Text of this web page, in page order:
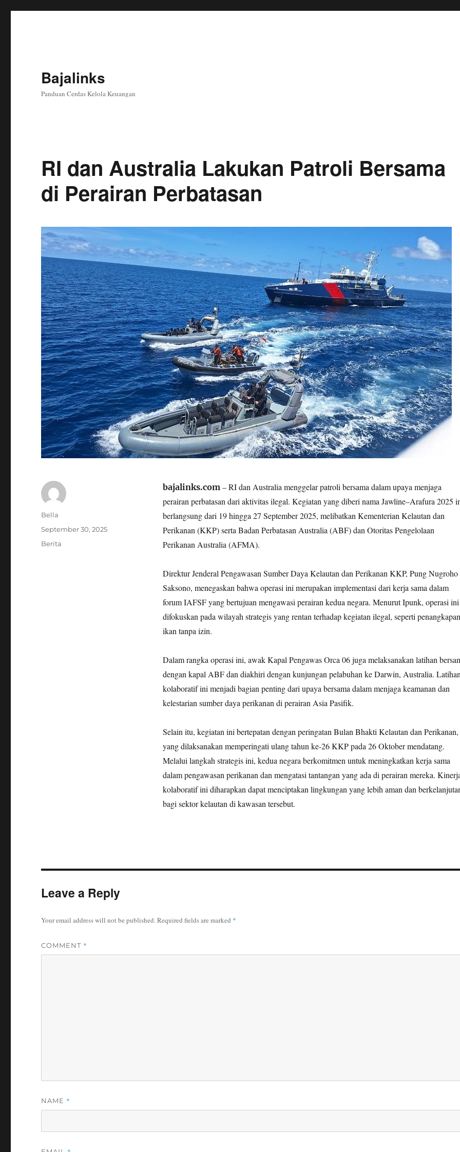
Bajalinks
Panduan Cerdas Kelola Keuangan
RI dan Australia Lakukan Patroli Bersama
di Perairan Perbatasan
bajalinks.com – RI dan Australia menggelar patroli bersama dalam upaya menjaga
perairan perbatasan dari aktivitas ilegal. Kegiatan yang diberi nama Jawline–Arafura 2025
berlangsung dari 19 hingga 27 September 2025, melibatkan Kementerian Kelautan dan
Perikanan (KKP) serta Badan Perbatasan Australia (ABF) dan Otoritas Pengelolaan
Perikanan Australia (AFMA).
Direktur Jenderal Pengawasan Sumber Daya Kelautan dan Perikanan KKP, Pung Nugroho
Saksono, menegaskan bahwa operasi ini merupakan implementasi dari kerja sama dalam
forum IAFSF yang bertujuan mengawasi perairan kedua negara. Menurut Ipunk, operasi ini
difokuskan pada wilayah strategis yang rentan terhadap kegiatan ilegal, seperti penangkapan
ikan tanpa izin.
Dalam rangka operasi ini, awak Kapal Pengawas Orca 06 juga melaksanakan latihan
dengan kapal ABF dan diakhiri dengan kunjungan pelabuhan ke Darwin, Australia.
kolaboratif ini menjadi bagian penting dari upaya bersama dalam menjaga keamanan dan
kelestarian sumber daya perikanan di perairan Asia Pasifik.
Selain itu, kegiatan ini bertepatan dengan peringatan Bulan Bhakti Kelautan dan Perikanan,
yang dilaksanakan memperingati ulang tahun ke-26 KKP pada 26 Oktober mendatang.
Melalui langkah strategis ini, kedua negara berkomitmen untuk meningkatkan kerja sama
dalam pengawasan perikanan dan mengatasi tantangan yang ada di perairan mereka.
kolaboratif ini diharapkan dapat menciptakan lingkungan yang lebih aman dan
bagi sektor kelautan di kawasan tersebut.
Author
Bella
Posted
September 30, 2025
Categories
Berita
Leave a Reply
Your email address will not be published.Required fields are marked *
COMMENT *
NAME *